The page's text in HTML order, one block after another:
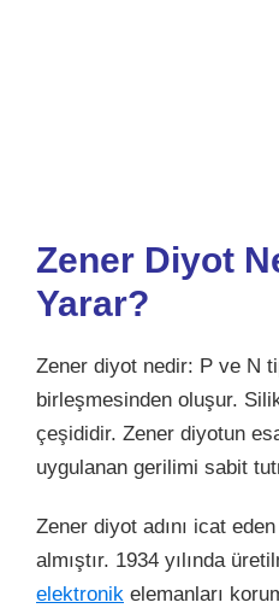
Zener Diyot
Yarar?
Zener diyot nedir: P ve N
birleşmesinden oluşur.
çeşididir. Zener diyotun
uygulanan gerilimi sabit
Zener diyot adını icat
almıştır. 1934 yılında
elektronik elemanları